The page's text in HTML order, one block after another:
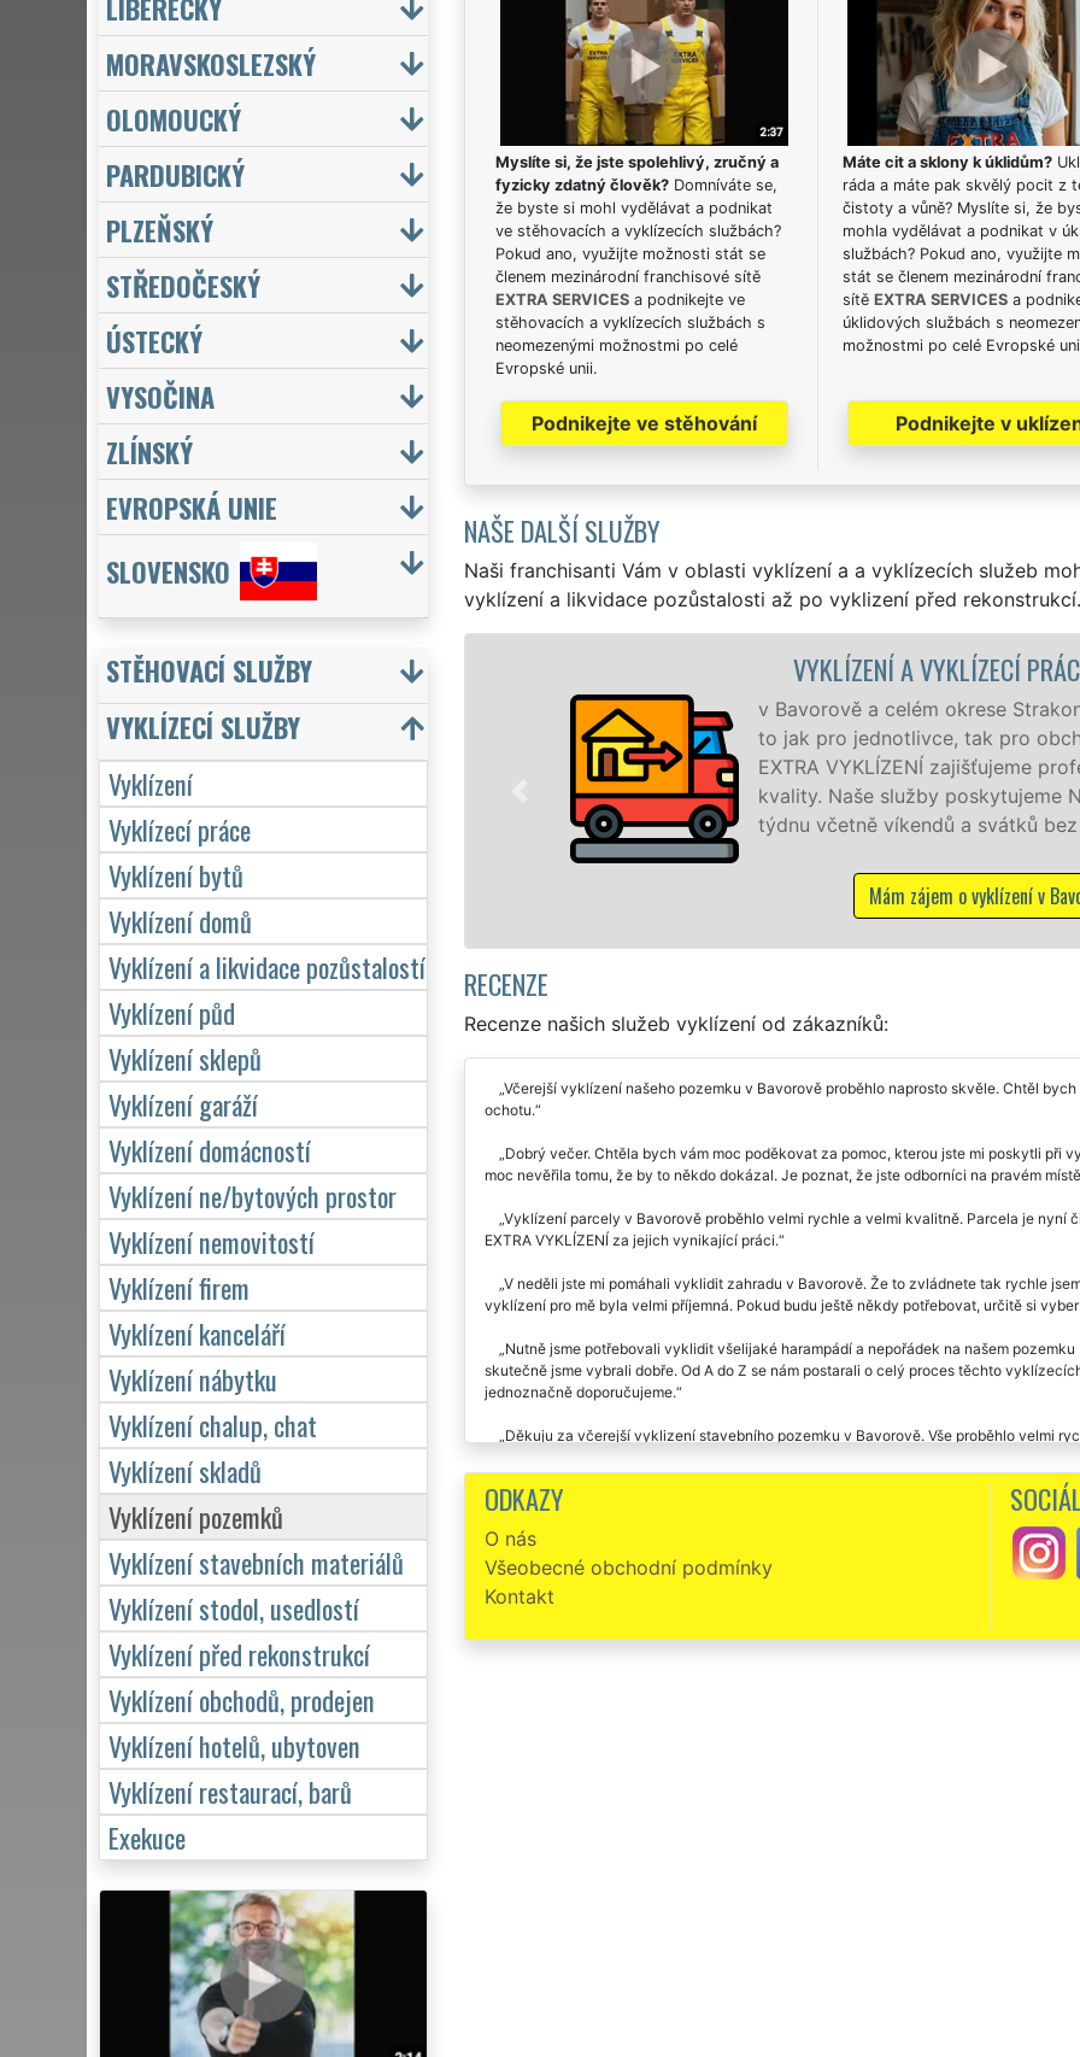
Myslíte si, že jste spolehlivý, zručný a
fyzicky zdatný člověk?Domníváte se,
že byste si mohl vydělávat a podnikat
ve stěhovacích a vyklízecích službách?
Pokud ano, využijte možnosti stát se
členem mezinárodní franchisové sítě
EXTRA SERVICESa podnikejte ve
stěhovacích a vyklízecích službách s
neomezenými možnostmi po celé
Evropské unii.
Podnikejte ve stěhování
Máte cit a sklony k úklidům?
ráda a máte pak skvělý pocit z
čistoty a vůně? Myslíte si, že
mohla vydělávat a podnikat v
službách? Pokud ano, využijte
stát se členem mezinárodní
sítě EXTRA SERVICESa
úklidových službách s
možnostmi po celé Evropské
Podnikejte v
NAŠE DALŠÍ SLUŽBY
Naši franchisanti Vám v oblasti vyklízení a a vyklízecích služeb
vyklízení a likvidace pozůstalosti až po vyklizení před rekonstrukcí.
VYKLÍZENÍ A VYKLÍZECÍ PRÁCE BAVOROV
v Bavorově a celém okrese Strakonice zajišťujeme služby vyklízení, a
to jak pro jednotlivce, tak pro obchodní společnosti. Pod značkou sítě
EXTRA VYKLÍZENÍ zajišťujeme profesionální a kvalitní servis se zárukou
kvality. Naše služby poskytujeme NON-STOP 24 hodin denně, 7 dní v
týdnu včetně víkendů a svátků bez příplatků.
RECENZE
Recenze našich služeb vyklízení od zákazníků:
Včerejší vyklízení našeho pozemku v Bavorově proběhlo naprosto skvěle. Chtěl
ochotu.
Dobrý večer. Chtěla bych vám moc poděkovat za pomoc, kterou jste mi poskytli při
moc nevěřila tomu, že by to někdo dokázal. Je poznat, že jste odborníci na pravém
Vyklízení parcely v Bavorově proběhlo velmi rychle a velmi kvalitně. Parcela je nyní
EXTRA VYKLÍZENÍ za jejich vynikající práci.
V neděli jste mi pomáhali vyklidit zahradu v Bavorově. Že to zvládnete tak rychle
vyklízení pro mě byla velmi příjemná. Pokud budu ještě někdy potřebovat, určitě si
Nutně jsme potřebovali vyklidit všelijaké harampádí a nepořádek na našem pozemku
skutečně jsme vybrali dobře. Od A do Z se nám postarali o celý proces těchto
jednoznačně doporučujeme.
Děkuju za včerejší vyklizení stavebního pozemku v Bavorově. Vše proběhlo velmi
ODKAZY
O nás
Všeobecné obchodní podmínky
Kontakt
MORAVSKOSLEZSKÝ
OLOMOUCKÝ
PARDUBICKÝ
PLZEŇSKÝ
STŘEDOČESKÝ
ÚSTECKÝ
VYSOČINA
ZLÍNSKÝ
EVROPSKÁ UNIE
SLOVENSKO
STĚHOVACÍ SLUŽBY
VYKLÍZECÍ SLUŽBY
Vyklízení
Vyklízecí práce
Vyklízení bytů
Vyklízení domů
Vyklízení a likvidace pozůstalostí
Vyklízení půd
Vyklízení sklepů
Vyklízení garáží
Vyklízení domácností
Vyklízení ne/bytových prostor
Vyklízení nemovitostí
Vyklízení firem
Vyklízení kanceláří
Vyklízení nábytku
Vyklízení chalup, chat
Vyklízení skladů
Vyklízení pozemků
Vyklízení stavebních materiálů
Vyklízení stodol, usedlostí
Vyklízení před rekonstrukcí
Vyklízení obchodů, prodejen
Vyklízení hotelů, ubytoven
Vyklízení restaurací, barů
Exekuce